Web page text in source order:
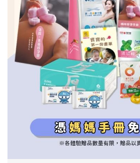
信誼基金會
2022信誼年度報告
2023信誼年度報告
2024信誼年度報告